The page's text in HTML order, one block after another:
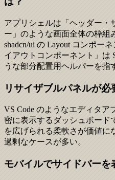
アプリシェルは「ヘッダー・
ー」のような画面全体の枠組
shadcn/ui の Layout コンポー
イアウトコンポーネント」は
うな部分配置用ヘルパーを指
リサイザブルパネルが必
VS Code のようなエディタア
密に表示するダッシュボード
を広げられる柔軟さが価値に
過剰なケースが多い。
モバイルでサイドバーを